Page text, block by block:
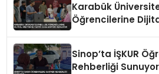
Karabük
Öğrencilerine
Sinop’ta İŞKUR
Rehberliği Sunuyor